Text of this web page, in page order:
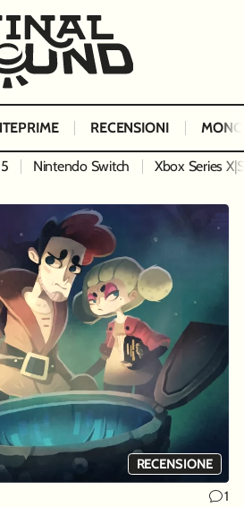
RECENSIONI
Nintendo Switch Xbox Series
RECENSIONE
1